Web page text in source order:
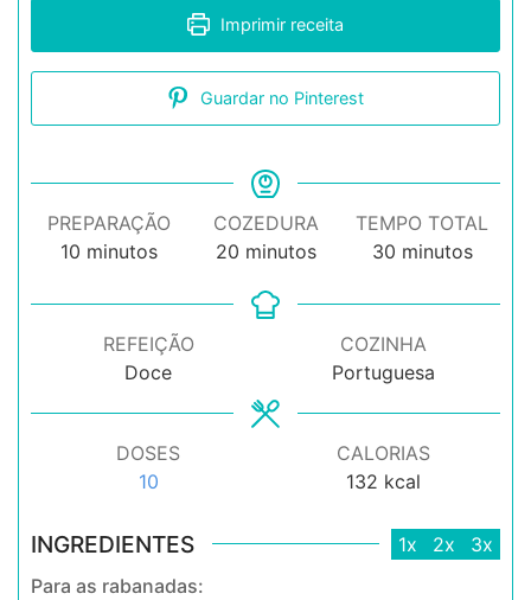
Imprimir receita
Guardar no Pinterest
PREPARAÇÃO
10 minutos
minutos
COZEDURA
20minutos
minutos
TEMPO TOTAL
30minutos
minutos
REFEIÇÃO
Doce
COZINHA
Portuguesa
DOSES
10
CALORIAS
132 kcal
INGREDIENTES 1x 2x
3x
Para as rabanadas: